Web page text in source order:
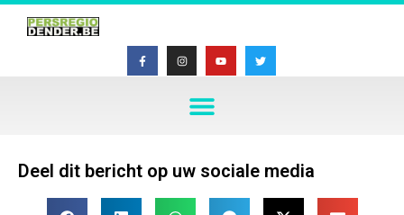
Deel dit bericht op uw sociale media